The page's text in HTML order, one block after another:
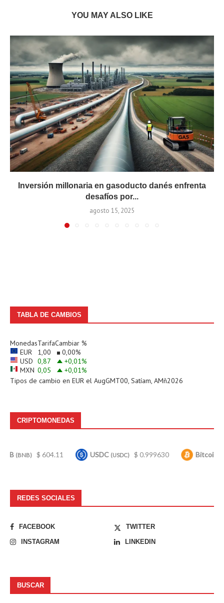
YOU MAY ALSO LIKE
Inversión millonaria en gasoducto danés enfrenta
desafíos por...
agosto 15, 2025
TABLA DE CAMBIOS
MonedasTarifaCambiar %
EUR
1,00 0,00%
USD 0,87 +0,01%
MXN 0,05 +0,01%
Tipos de cambio en EUR el AugGMT00, Satíam, AMñ2026
CRIPTOMONEDAS
$ 604.11 USDC(USDC) $ 0.999630 Bitcoin(BTC) $
REDES SOCIALES
FACEBOOK
TWITTER
INSTAGRAM
LINKEDIN
BUSCAR